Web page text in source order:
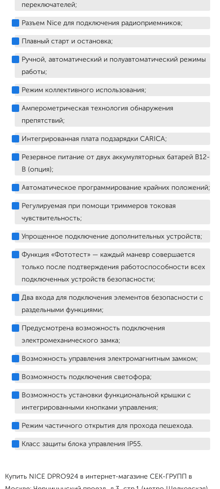
переключателей;
Разъем Nice для подключения радиоприемников;
Плавный старт и остановка;
Ручной, автоматический и полуавтоматический режимы
работы;
Режим коллективного использования;
Амперометрическая технология обнаружения
препятствий;
Интегрированная плата подзарядки CARICA;
Резервное питание от двух аккумуляторных батарей B12-
B (опция);
Автоматическое программирование крайних положений;
Регулируемая при помощи триммеров токовая
чувствительность;
Упрощенное подключение дополнительных устройств;
Функция «Фототест» — каждый маневр совершается
только после подтверждения работоспособности всех
подключенных устройств безопасности;
Два входа для подключения элементов безопасности с
раздельными функциями;
Предусмотрена возможность подключения
электромеханического замка;
Возможность управления электромагнитным замком;
Возможность подключения светофора;
Возможность установки функциональной крышки с
интегрированными кнопками управления;
Режим частичного открытия для прохода пешехода.
Класс защиты блока управления IP55.
Купить NICE DPRO924 в интернет-магазине СЕК-ГРУПП в